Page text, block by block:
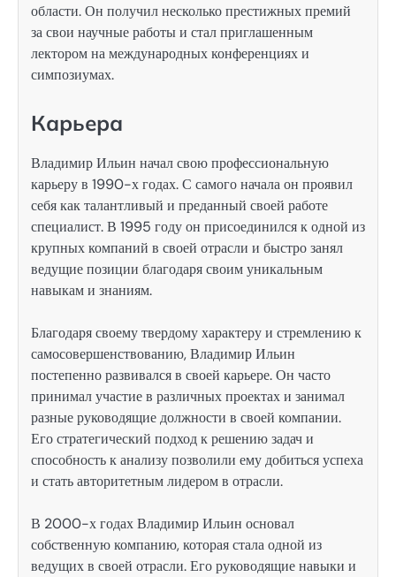
области. Он получил несколько престижных премий
за свои научные работы и стал приглашенным
лектором на международных конференциях и
симпозиумах.
Карьера
Владимир Ильин начал свою профессиональную
карьеру в 1990-х годах. С самого начала он проявил
себя как талантливый и преданный своей работе
специалист. В 1995 году он присоединился к одной из
крупных компаний в своей отрасли и быстро занял
ведущие позиции благодаря своим уникальным
навыкам и знаниям.
Благодаря своему твердому характеру и стремлению к
самосовершенствованию, Владимир Ильин
постепенно развивался в своей карьере. Он часто
принимал участие в различных проектах и занимал
разные руководящие должности в своей компании.
Его стратегический подход к решению задач и
способность к анализу позволили ему добиться успеха
и стать авторитетным лидером в отрасли.
В 2000-х годах Владимир Ильин основал
собственную компанию, которая стала одной из
ведущих в своей отрасли. Его руководящие навыки и